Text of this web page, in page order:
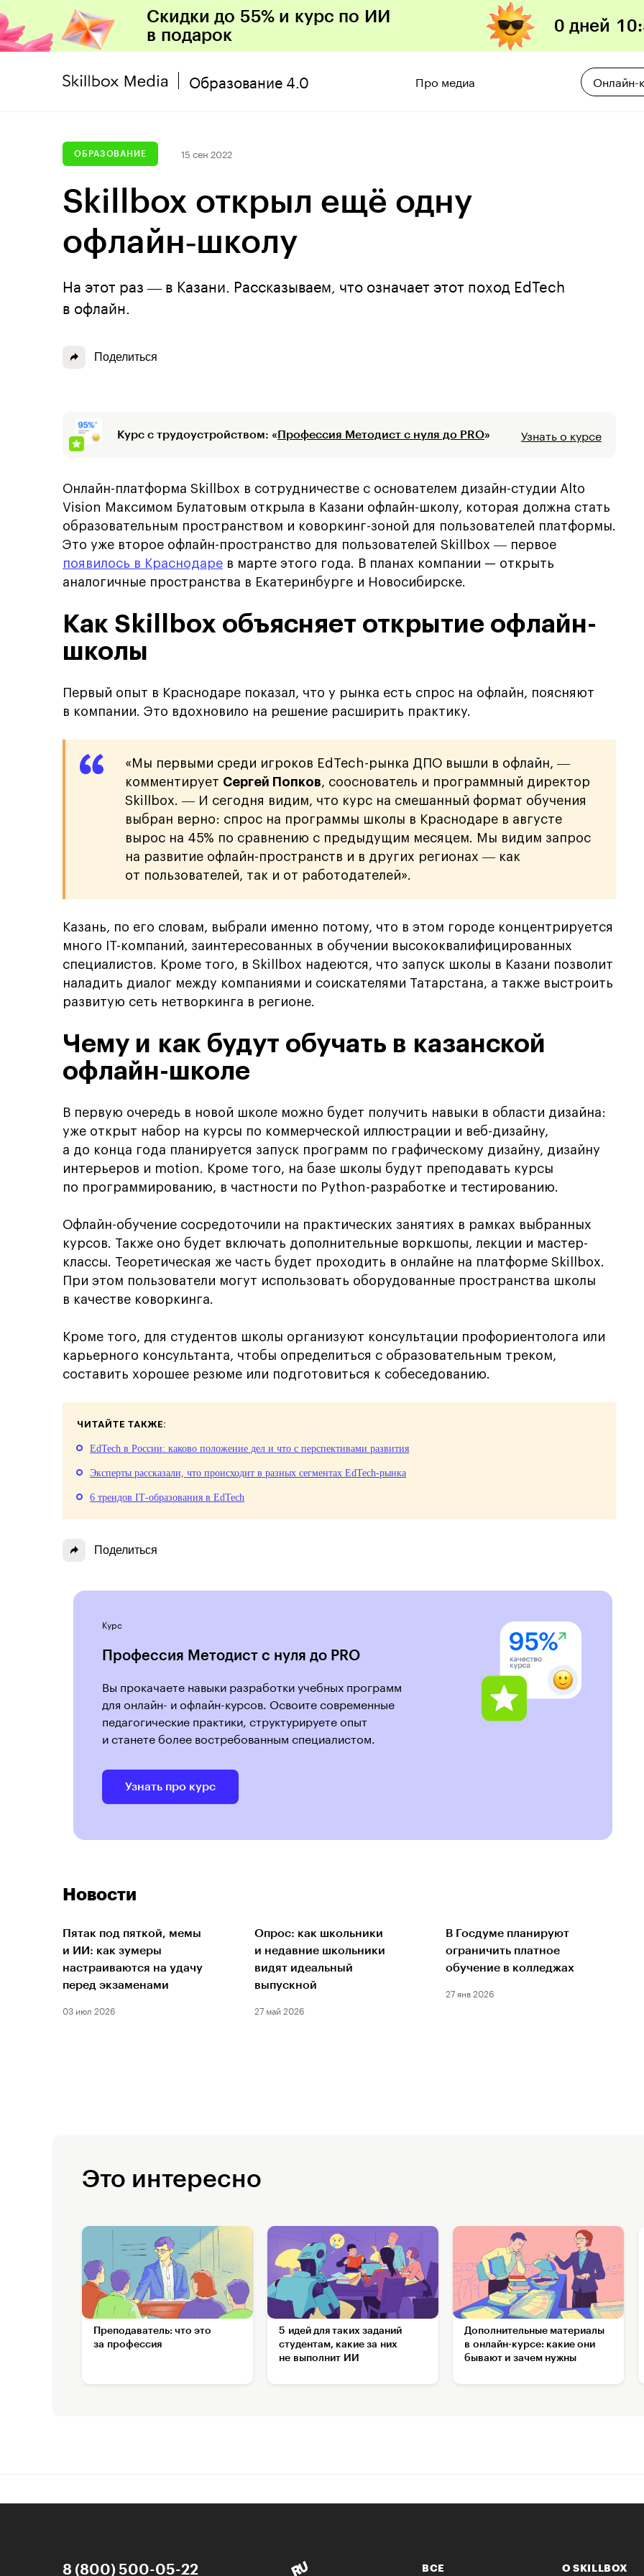
Скидки до 55% и курс по ИИ
в подарок
0 дней 10:
Образование 4.0 Про медиа Онлайн-
ОБРАЗОВАНИЕ 15 сен 2022
Skillbox открыл ещё одну
офлайн‑школу
На этот раз ― в Казани. Рассказываем, что означает этот поход EdTech
в офлайн.
Поделиться
Курс с трудоустройством: « Профессия Методист с нуля до PRO» Узнать о курсе
Онлайн-платформа Skillbox в сотрудничестве с основателем дизайн-студии Alto
Vision Максимом Булатовым открыла в Казани офлайн-школу, которая должна стать
образовательным пространством и коворкинг-зоной для пользователей платформы.
Это уже второе офлайн-пространство для пользователей Skillbox ― первое
появилось в Краснодаре в марте этого года. В планах компании — открыть
аналогичные пространства в Екатеринбурге и Новосибирске.
Как Skillbox объясняет открытие офлайн-
школы
Первый опыт в Краснодаре показал, что у рынка есть спрос на офлайн, поясняют
в компании. Это вдохновило на решение расширить практику.
«Мы первыми среди игроков EdTech-рынка ДПО вышли в офлайн, ―
комментирует Сергей Попков, сооснователь и программный директор
Skillbox. ― И сегодня видим, что курс на смешанный формат обучения
выбран верно: спрос на программы школы в Краснодаре в августе
вырос на 45% по сравнению с предыдущим месяцем. Мы видим запрос
на развитие офлайн-пространств и в других регионах ― как
от пользователей, так и от работодателей».
Казань, по его словам, выбрали именно потому, что в этом городе концентрируется
много IT-компаний, заинтересованных в обучении высококвалифицированных
специалистов. Кроме того, в Skillbox надеются, что запуск школы в Казани позволит
наладить диалог между компаниями и соискателями Татарстана, а также выстроить
развитую сеть нетворкинга в регионе.
Чему и как будут обучать в казанской
офлайн-школе
В первую очередь в новой школе можно будет получить навыки в области дизайна:
уже открыт набор на курсы по коммерческой иллюстрации и веб-дизайну,
а до конца года планируется запуск программ по графическому дизайну, дизайну
интерьеров и motion. Кроме того, на базе школы будут преподавать курсы
по программированию, в частности по Python-разработке и тестированию.
Офлайн-обучение сосредоточили на практических занятиях в рамках выбранных
курсов. Также оно будет включать дополнительные воркшопы, лекции и мастер-
классы. Теоретическая же часть будет проходить в онлайне на платформе Skillbox.
При этом пользователи могут использовать оборудованные пространства школы
в качестве коворкинга.
Кроме того, для студентов школы организуют консультации профориентолога или
карьерного консультанта, чтобы определиться с образовательным треком,
составить хорошее резюме или подготовиться к собеседованию.
ЧИТАЙТЕ ТАКЖЕ:
EdTech в России: каково положение дел и что с перспективами развития
Эксперты рассказали, что происходит в разных сегментах EdTech-рынка
6 трендов IT‑образования в EdTech
Поделиться
Курс
Профессия Методист с нуля до PRO
Вы прокачаете навыки разработки учебных программ
для онлайн- и офлайн-курсов. Освоите современные
педагогические практики, структурируете опыт
и станете более востребованным специалистом.
Узнать про курс
Новости
Пятак под пяткой, мемы
и ИИ: как зумеры
настраиваются на удачу
перед экзаменами
03 июл 2026
Опрос: как школьники
и недавние школьники
видят идеальный
выпускной
27 май 2026
В Госдуме планируют
ограничить платное
обучение в колледжах
27 янв 2026
Это интересно
Преподаватель: что это
за профессия
5 идей для таких заданий
студентам, какие за них
не выполнит ИИ
Дополнительные материалы
в онлайн-курсе: какие они
бывают и зачем нужны
8 (800) 500-05-22 ВСЕ О SKILLBOX